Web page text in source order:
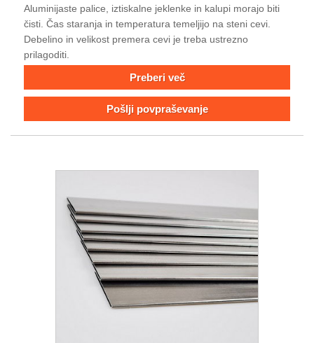
Aluminijaste palice, iztiskalne jeklenke in kalupi morajo biti
čisti. Čas staranja in temperatura temeljijo na steni cevi.
Debelino in velikost premera cevi je treba ustrezno
prilagoditi.
Preberi več
Pošlji povpraševanje